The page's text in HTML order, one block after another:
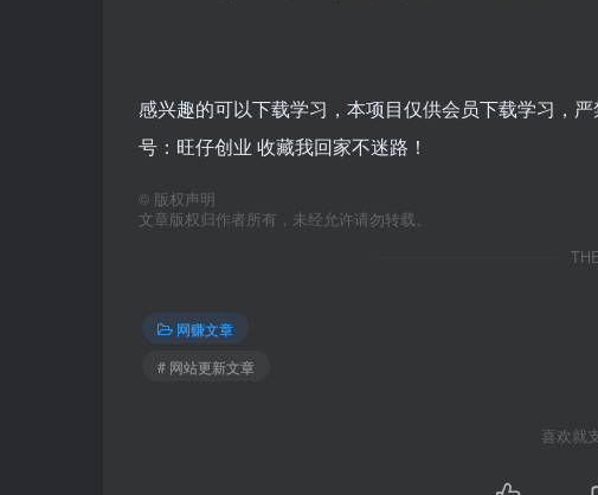
感兴趣的可以下载学习，本项目仅供会员下载学习，
号：旺仔创业 收藏我回家不迷路！
© 版权声明
文章版权归作者所有，未经允许请勿转载。
网赚文章
# 网站更新文章
喜欢就